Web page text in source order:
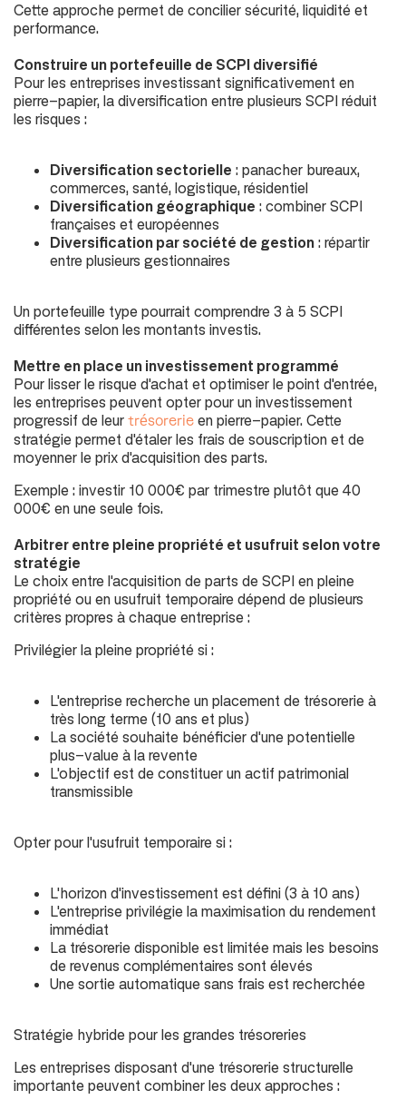
Cette approche permet de concilier sécurité, liquidité et
performance.
Construire un portefeuille de SCPI diversifié
Pour les entreprises investissant significativement en
pierre-papier, la diversification entre plusieurs SCPI réduit
les risques :
Diversification sectorielle : panacher bureaux,
commerces, santé, logistique, résidentiel
Diversification géographique : combiner SCPI
françaises et européennes
Diversification par société de gestion : répartir
entre plusieurs gestionnaires
Un portefeuille type pourrait comprendre 3 à 5 SCPI
différentes selon les montants investis.
Mettre en place un investissement programmé
Pour lisser le risque d'achat et optimiser le point d'entrée,
les entreprises peuvent opter pour un investissement
progressif de leur trésorerie en pierre-papier. Cette
stratégie permet d'étaler les frais de souscription et de
moyenner le prix d'acquisition des parts.
Exemple : investir 10 000€ par trimestre plutôt que 40
000€ en une seule fois.
Arbitrer entre pleine propriété et usufruit selon votre
stratégie
Le choix entre l'acquisition de parts de SCPI en pleine
propriété ou en usufruit temporaire dépend de plusieurs
critères propres à chaque entreprise :
Privilégier la pleine propriété si :
L'entreprise recherche un placement de trésorerie à
très long terme (10 ans et plus)
La société souhaite bénéficier d'une potentielle
plus-value à la revente
L'objectif est de constituer un actif patrimonial
transmissible
Opter pour l'usufruit temporaire si :
L'horizon d'investissement est défini (3 à 10 ans)
L'entreprise privilégie la maximisation du rendement
immédiat
La trésorerie disponible est limitée mais les besoins
de revenus complémentaires sont élevés
Une sortie automatique sans frais est recherchée
Stratégie hybride pour les grandes trésoreries
Les entreprises disposant d'une trésorerie structurelle
importante peuvent combiner les deux approches :